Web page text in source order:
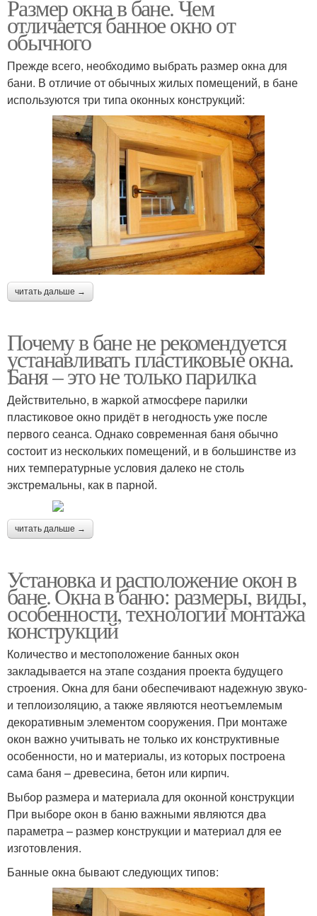
Размер окна в бане. Чем
отличается банное окно от
обычного
Прежде всего, необходимо выбрать размер окна для
бани. В отличие от обычных жилых помещений, в бане
используются три типа оконных конструкций:
читать дальше →
Почему в бане не рекомендуется
устанавливать пластиковые окна.
Баня – это не только парилка
Действительно, в жаркой атмосфере парилки
пластиковое окно придёт в негодность уже после
первого сеанса. Однако современная баня обычно
состоит из нескольких помещений, и в большинстве из
них температурные условия далеко не столь
экстремальны, как в парной.
читать дальше →
Установка и расположение окон в
бане. Окна в баню: размеры, виды,
особенности, технологии монтажа
конструкций
Количество и местоположение банных окон
закладывается на этапе создания проекта будущего
строения. Окна для бани обеспечивают надежную звуко-
и теплоизоляцию, а также являются неотъемлемым
декоративным элементом сооружения. При монтаже
окон важно учитывать не только их конструктивные
особенности, но и материалы, из которых построена
сама баня – древесина, бетон или кирпич.
Выбор размера и материала для оконной конструкции
При выборе окон в баню важными являются два
параметра – размер конструкции и материал для ее
изготовления.
Банные окна бывают следующих типов: